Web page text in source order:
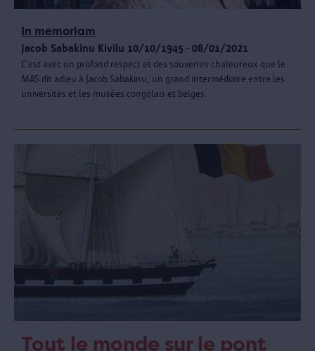
In memoriam
Jacob Sabakinu Kivilu 10/10/1945 - 08/01/2021
C’est avec un profond respect et des souvenirs chaleureux que le
MAS dit adieu à Jacob Sabakinu, un grand intermédiaire entre les
universités et les musées congolais et belges.
Tout le monde sur le pont